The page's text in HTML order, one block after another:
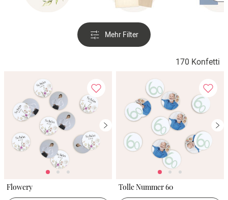
Mehr Filter
170 Konfetti
Flowery Tolle Nummer 60